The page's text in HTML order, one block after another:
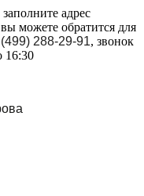
адрес
можете обратится для
288-29-91, звонок
16:30